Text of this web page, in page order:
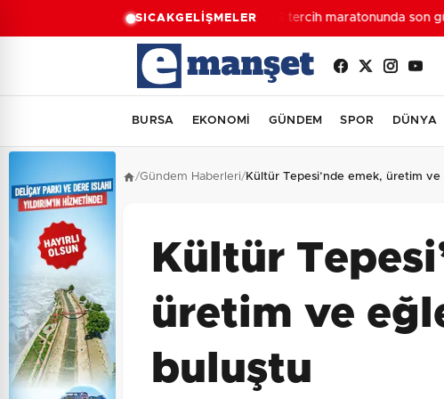
SICAKGELİŞMELERYKS tercih maratonunda son
BURSA EKONOMİ GÜNDEM SPOR DÜNYA
/Gündem Haberleri/Kültür Tepesi’nde emek, üretim
Kültür
üretim ve
buluştu